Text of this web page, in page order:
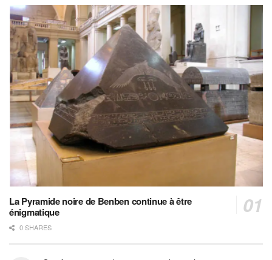
La Pyramide noire de Benben continue à être
énigmatique
0 SHARES